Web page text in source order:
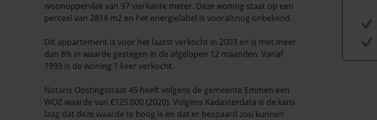
woonoppervlak van 97 vierkante meter. Deze woning staat op een
perceel van 2814 m2 en het energielabel is vooralsnog onbekend.
Dit appartement is voor het laatst verkocht in 2003 en is met meer
dan 8% in waarde gestegen in de afgelopen 12 maanden. Vanaf
1993 is de woning 1 keer verkocht.
Notaris Oostingstraat 45 heeft volgens de gemeente Emmen een
WOZ waarde van €125.000 (2020). Volgens Kadasterdata is de kans
laag dat deze waarde te hoog is en dat er bespaard zou kunnen